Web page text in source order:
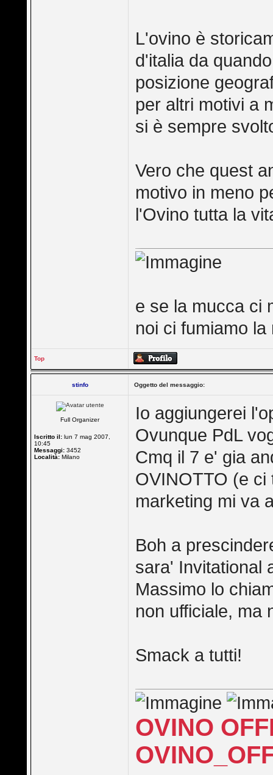
L'ovino è
d'italia da
posizione
per altri motivi a
si è sempre
Vero che quest
motivo in meno
l'Ovino tutta la
e se la mucca ci
noi ci fumiamo
Top
stinfo Oggetto del messaggio:
Full Organizer
Iscritto il: lun 7 mag 2007,
10:45
Messaggi: 3452
Località: Milano
Io aggiungerei
Ovunque PdL
Cmq il 7 e' gia
OVINOTTO (e
marketing mi va
Boh a
sara' Invitational
Massimo lo
non ufficiale, ma
Smack a tutti!
OVINO